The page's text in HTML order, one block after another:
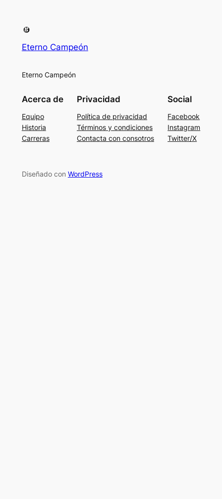
Eterno Campeón
Eterno Campeón
Acerca de
Equipo
Historia
Carreras
Privacidad
Política de privacidad
Términos y condiciones
Contacta con consotros
Social
Facebook
Instagram
Twitter/X
Diseñado con WordPress